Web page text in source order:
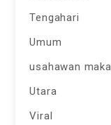
Tengahari
Umum
usahawan
Utara
Viral